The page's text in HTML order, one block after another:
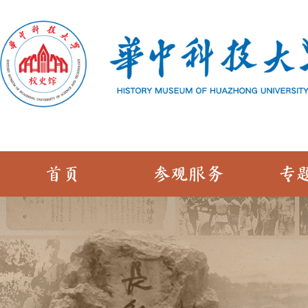
首页 参观服务 专